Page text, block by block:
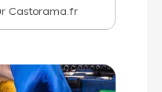
Castorama.fr